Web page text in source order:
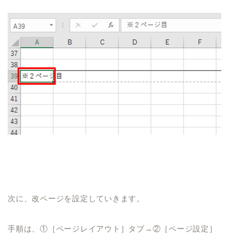
次に、改ページを設定していきます。
手順は、①［ページレイアウト］タブ→②［ページ設定］